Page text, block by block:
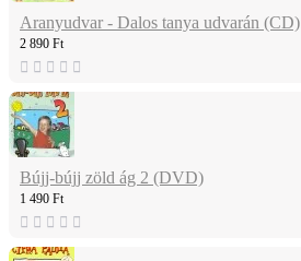
Aranyudvar - Dalos tanya udvarán (CD)
2 890 Ft
Bújj-bújj zöld ág 2 (DVD)
1 490 Ft